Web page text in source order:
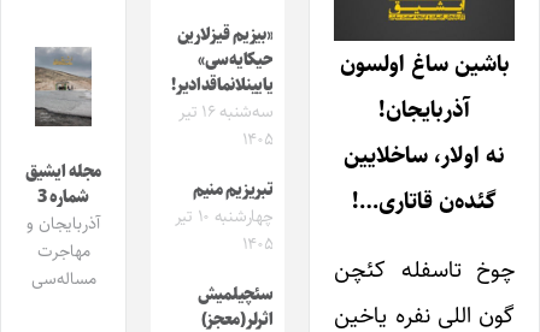
باشین ساغ اولسون
آذربایجان!
نه اولار، ساخلایین
گئده‌ن قاتاری…!
چوخ تاسفله کئچن
گون اللی نفره یاخین
«بیزیم قیزلارین
حیکایه‌سی»
یایینلانماقدادیر!
سه‌شنبه ۱۶ تیر
۱۴۰۵
تبریزیم منیم
چهارشنبه ۱۰ تیر
۱۴۰۵
سئچیلمیش
اثرلر(معجز)
مجله ایشیق
شماره 3
آذربایجان و
مهاجرت
مساله‌سی